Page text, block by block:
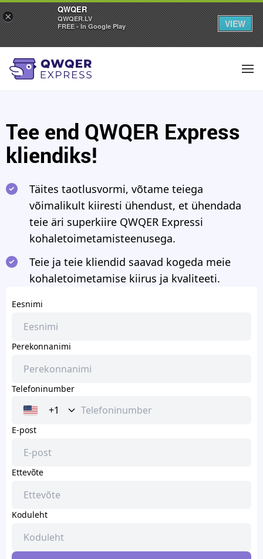
Tee end QWQER Express
kliendiks!
Täites taotlusvormi, võtame teiega
võimalikult kiiresti ühendust, et ühendada
teie äri superkiire QWQER Expressi
kohaletoimetamisteenusega.
Teie ja teie kliendid saavad kogeda meie
kohaletoimetamise kiirus ja kvaliteeti.
Eesnimi
Perekonnanimi
Telefoninumber
+1
E-post
Ettevõte
Koduleht
×
QWQER
QWQER.LV
FREE - In Google Play
VIEW